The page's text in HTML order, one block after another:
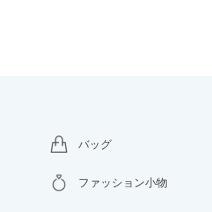
バッグ
ファッション小物